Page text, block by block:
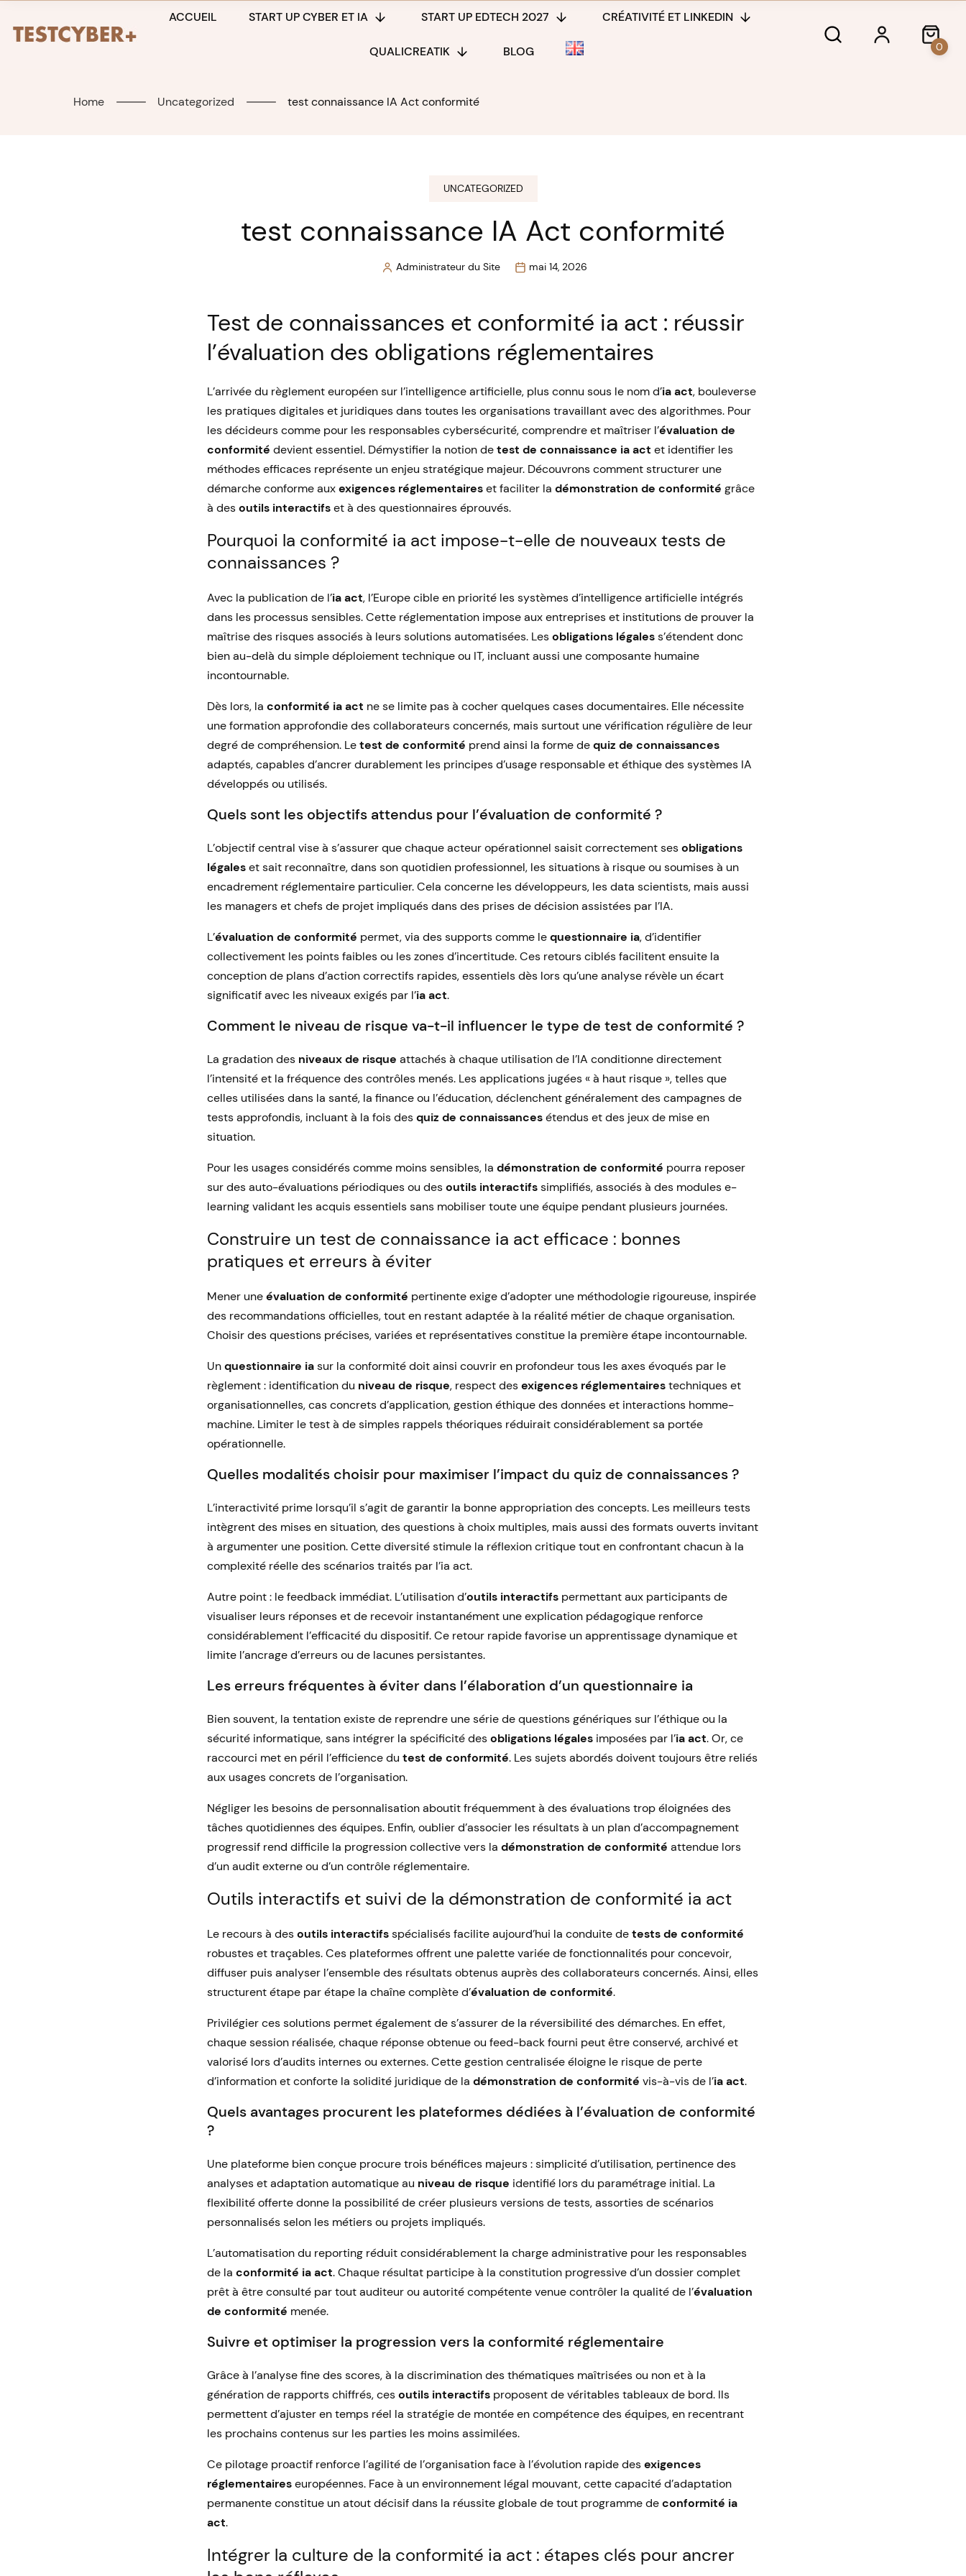
content
ACCUEIL START UP CYBER ET IA START UP EDTECH 2027 CRÉATIVITÉ ET LINKEDIN
QUALICREATIK BLOG 0
Home Uncategorized test connaissance IA Act conformité
UNCATEGORIZED
test connaissance IA Act conformité
PostedAdministrateur du Site mai 14, 2026
Test de connaissances et conformité ia act : réussir
l’évaluation des obligations réglementaires
L’arrivée du règlement européen sur l’intelligence artificielle, plus connu sous le nom d’ia act, bouleverse
les pratiques digitales et juridiques dans toutes les organisations travaillant avec des algorithmes. Pour
les décideurs comme pour les responsables cybersécurité, comprendre et maîtriser l’évaluation de
conformité devient essentiel. Démystifier la notion detest de connaissance ia act et identifier les
méthodes efficaces représente un enjeu stratégique majeur. Découvrons comment structurer une
démarche conforme auxexigences réglementaireset faciliter la démonstration de conformité grâce
à desoutils interactifset à des questionnaires éprouvés.
Pourquoi la conformité ia act impose-t-elle de nouveaux tests de
connaissances ?
Avec la publication de l’ia act, l’Europe cible en priorité les systèmes d’intelligence artificielle intégrés
dans les processus sensibles. Cette réglementation impose aux entreprises et institutions de prouver la
maîtrise des risques associés à leurs solutions automatisées. Lesobligations légaless’étendent donc
bien au-delà du simple déploiement technique ou IT, incluant aussi une composante humaine
incontournable.
Dès lors, la conformité ia act ne se limite pas à cocher quelques cases documentaires. Elle nécessite
une formation approfondie des collaborateurs concernés, mais surtout une vérification régulière de leur
degré de compréhension. Letest de conformité prend ainsi la forme dequiz de connaissances
adaptés, capables d’ancrer durablement les principes d’usage responsable et éthique des systèmes IA
développés ou utilisés.
Quels sont les objectifs attendus pour l’évaluation de conformité ?
L’objectif central vise à s’assurer que chaque acteur opérationnel saisit correctement sesobligations
légaleset sait reconnaître, dans son quotidien professionnel, les situations à risque ou soumises à un
encadrement réglementaire particulier. Cela concerne les développeurs, les data scientists, mais aussi
les managers et chefs de projet impliqués dans des prises de décision assistées par l’IA.
L’évaluation de conformité permet, via des supports comme lequestionnaire ia, d’identifier
collectivement les points faibles ou les zones d’incertitude. Ces retours ciblés facilitent ensuite la
conception de plans d’action correctifs rapides, essentiels dès lors qu’une analyse révèle un écart
significatif avec les niveaux exigés par l’ia act.
Comment le niveau de risque va-t-il influencer le type de test de conformité ?
La gradation des niveaux de risque attachés à chaque utilisation de l’IA conditionne directement
l’intensité et la fréquence des contrôles menés. Les applications jugées « à haut risque », telles que
celles utilisées dans la santé, la finance ou l’éducation, déclenchent généralement des campagnes de
tests approfondis, incluant à la fois desquiz de connaissancesétendus et des jeux de mise en
situation.
Pour les usages considérés comme moins sensibles, la démonstration de conformité pourra reposer
sur des auto-évaluations périodiques ou desoutils interactifssimplifiés, associés à des modules e-
learning validant les acquis essentiels sans mobiliser toute une équipe pendant plusieurs journées.
Construire un test de connaissance ia act efficace : bonnes
pratiques et erreurs à éviter
Mener uneévaluation de conformité pertinente exige d’adopter une méthodologie rigoureuse, inspirée
des recommandations officielles, tout en restant adaptée à la réalité métier de chaque organisation.
Choisir des questions précises, variées et représentatives constitue la première étape incontournable.
Unquestionnaire iasur la conformité doit ainsi couvrir en profondeur tous les axes évoqués par le
règlement : identification du niveau de risque, respect desexigences réglementairestechniques et
organisationnelles, cas concrets d’application, gestion éthique des données et interactions homme-
machine. Limiter le test à de simples rappels théoriques réduirait considérablement sa portée
opérationnelle.
Quelles modalités choisir pour maximiser l’impact du quiz de connaissances ?
L’interactivité prime lorsqu’il s’agit de garantir la bonne appropriation des concepts. Les meilleurs tests
intègrent des mises en situation, des questions à choix multiples, mais aussi des formats ouverts invitant
à argumenter une position. Cette diversité stimule la réflexion critique tout en confrontant chacun à la
complexité réelle des scénarios traités par l’ia act.
Autre point : le feedback immédiat. L’utilisation d’outils interactifs permettant aux participants de
visualiser leurs réponses et de recevoir instantanément une explication pédagogique renforce
considérablement l’efficacité du dispositif. Ce retour rapide favorise un apprentissage dynamique et
limite l’ancrage d’erreurs ou de lacunes persistantes.
Les erreurs fréquentes à éviter dans l’élaboration d’un questionnaire ia
Bien souvent, la tentation existe de reprendre une série de questions génériques sur l’éthique ou la
sécurité informatique, sans intégrer la spécificité desobligations légales imposées par l’ia act. Or, ce
raccourci met en péril l’efficience du test de conformité. Les sujets abordés doivent toujours être reliés
aux usages concrets de l’organisation.
Négliger les besoins de personnalisation aboutit fréquemment à des évaluations trop éloignées des
tâches quotidiennes des équipes. Enfin, oublier d’associer les résultats à un plan d’accompagnement
progressif rend difficile la progression collective vers la démonstration de conformité attendue lors
d’un audit externe ou d’un contrôle réglementaire.
Outils interactifs et suivi de la démonstration de conformité ia act
Le recours à desoutils interactifsspécialisés facilite aujourd’hui la conduite detests de conformité
robustes et traçables. Ces plateformes offrent une palette variée de fonctionnalités pour concevoir,
diffuser puis analyser l’ensemble des résultats obtenus auprès des collaborateurs concernés. Ainsi, elles
structurent étape par étape la chaîne complète d’évaluation de conformité.
Privilégier ces solutions permet également de s’assurer de la réversibilité des démarches. En effet,
chaque session réalisée, chaque réponse obtenue ou feed-back fourni peut être conservé, archivé et
valorisé lors d’audits internes ou externes. Cette gestion centralisée éloigne le risque de perte
d’information et conforte la solidité juridique de la démonstration de conformité vis-à-vis de l’ia act.
Quels avantages procurent les plateformes dédiées à l’évaluation de conformité
?
Une plateforme bien conçue procure trois bénéfices majeurs : simplicité d’utilisation, pertinence des
analyses et adaptation automatique au niveau de risque identifié lors du paramétrage initial. La
flexibilité offerte donne la possibilité de créer plusieurs versions de tests, assorties de scénarios
personnalisés selon les métiers ou projets impliqués.
L’automatisation du reporting réduit considérablement la charge administrative pour les responsables
de la conformité ia act. Chaque résultat participe à la constitution progressive d’un dossier complet
prêt à être consulté par tout auditeur ou autorité compétente venue contrôler la qualité de l’évaluation
de conformité menée.
Suivre et optimiser la progression vers la conformité réglementaire
Grâce à l’analyse fine des scores, à la discrimination des thématiques maîtrisées ou non et à la
génération de rapports chiffrés, cesoutils interactifs proposent de véritables tableaux de bord. Ils
permettent d’ajuster en temps réel la stratégie de montée en compétence des équipes, en recentrant
les prochains contenus sur les parties les moins assimilées.
Ce pilotage proactif renforce l’agilité de l’organisation face à l’évolution rapide desexigences
réglementaireseuropéennes. Face à un environnement légal mouvant, cette capacité d’adaptation
permanente constitue un atout décisif dans la réussite globale de tout programme deconformité ia
act.
Intégrer la culture de la conformité ia act : étapes clés pour ancrer